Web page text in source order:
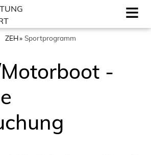
ZEH Sportprogramm
-